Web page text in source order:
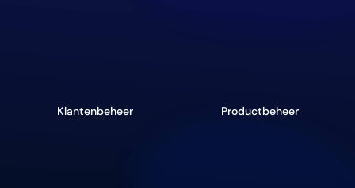
Klantenbeheer Productbeheer